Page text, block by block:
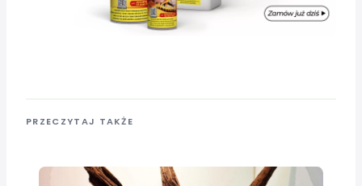
PRZECZYTAJ TAKŻE